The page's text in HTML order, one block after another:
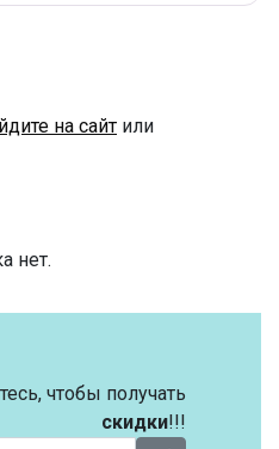
на сайт или
нет.
чтобы получать
скидки!!!